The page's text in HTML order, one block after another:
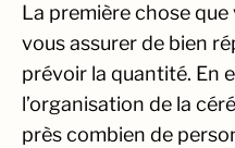
La première chose
vous assurer de bien
prévoir la quantité. En
l’organisation de la
près combien de